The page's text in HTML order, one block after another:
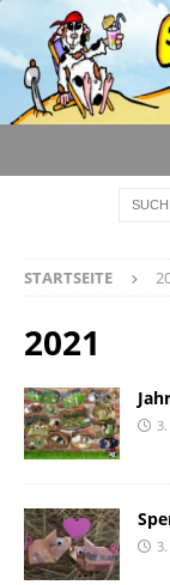
STARTSEITE
2021